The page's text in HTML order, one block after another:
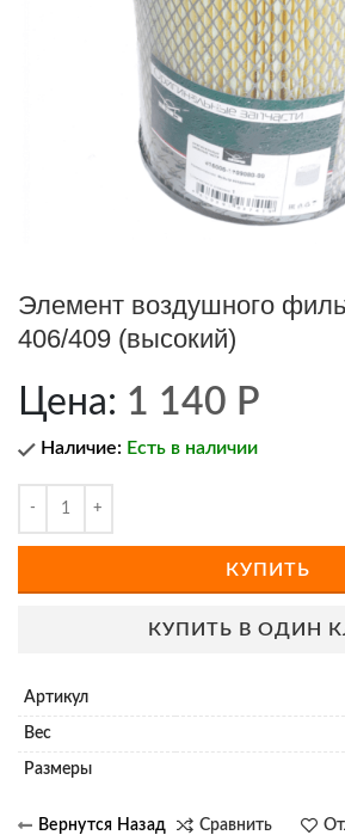
Элемент воздушного
406/409 (высокий)
Цена: 1 140 Р
Наличие: Есть в наличии
КУПИТЬ
КУПИТЬ В ОДИН
Артикул
Вес
Размеры
Сравнить